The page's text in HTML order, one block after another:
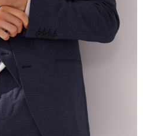
。因使用本服務所須提供之個人資料(包
人姓名、電話、收件地址)，將交付予
。關於 AFTEE 對於個人資料之蒐集、
個人資料蒐集、處理及利用告知聲明』
金額加收年利率 16% 的逾期滯納金。
理人或監護人之同意方可使用
何疑問，或欲行使相關法律權利，請聯
意我們將上開所示之個人資料，連同必
或讓 AFTEE 蒐集處理利用您的個人資